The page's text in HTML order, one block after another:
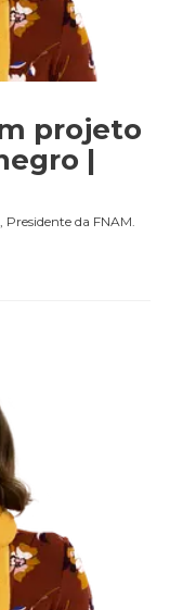
projeto
|
Presidente da FNAM.